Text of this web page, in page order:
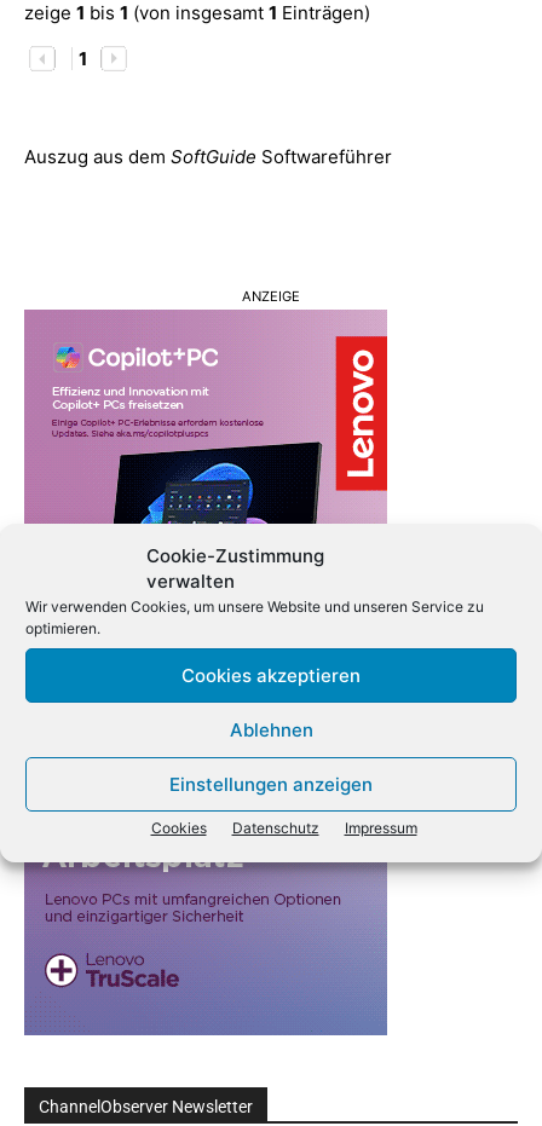
Cookie-Zustimmung
verwalten
Wir verwenden Cookies, um unsere Website und unseren Service zu
optimieren.
Cookies akzeptieren
Ablehnen
Einstellungen anzeigen
Cookies Datenschutz Impressum
zeige 1 bis 1 (von insgesamt 1 Einträgen)
1
Auszug aus dem SoftGuide Softwareführer
ANZEIGE
ChannelObserver Newsletter